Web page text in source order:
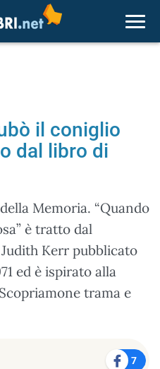
il coniglio
dal libro di
Memoria. “Quando
è tratto dal
Kerr pubblicato
ed è ispirato alla
trama e
7